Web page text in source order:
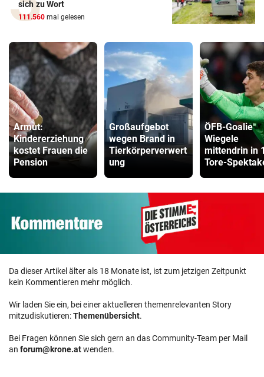
sich zu Wort
111.560 mal gelesen
Armut:
Kindererziehung
kostet Frauen die
Pension
Großaufgebot
wegen Brand in
Tierkörperverwert
ung
ÖFB-Goalie
Wiegele
mittendrin in
Tore-
Da dieser Artikel älter als 18 Monate ist, ist zum jetzigen Zeitpunkt
kein Kommentieren mehr möglich.
Wir laden Sie ein, bei einer aktuelleren themenrelevanten Story
mitzudiskutieren:Themenübersicht.
Bei Fragen können Sie sich gern an das Community-Team per Mail
an forum@krone.atwenden.